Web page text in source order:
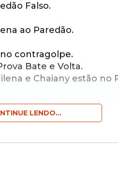
Falso.
ao Paredão.
contragolpe.
Bate e Volta.
e Chaiany estão no
LENDO...